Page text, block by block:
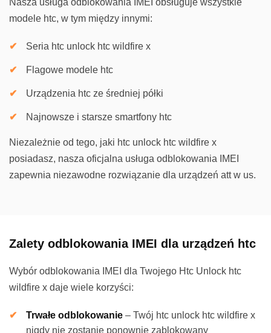
Nasza usługa odblokowania IMEI obsługuje wszystkie
modele htc, w tym między innymi:
Seria htc unlock htc wildfire x
Flagowe modele htc
Urządzenia htc ze średniej półki
Najnowsze i starsze smartfony htc
Niezależnie od tego, jaki htc unlock htc wildfire x
posiadasz, nasza oficjalna usługa odblokowania IMEI
zapewnia niezawodne rozwiązanie dla urządzeń att w us.
Zalety odblokowania IMEI dla urządzeń htc
Wybór odblokowania IMEI dla Twojego Htc Unlock htc
wildfire x daje wiele korzyści:
Trwałe odblokowanie – Twój htc unlock htc wildfire x
nigdy nie zostanie ponownie zablokowany